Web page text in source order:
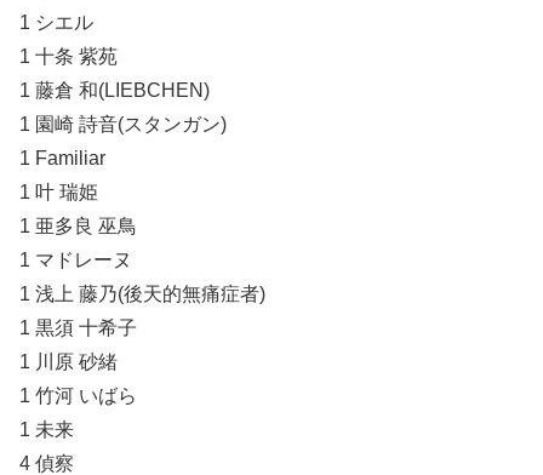
1 シエル
1 十条 紫苑
1 藤倉 和(LIEBCHEN)
1 園崎 詩音(スタンガン)
1 Familiar
1 叶 瑞姫
1 亜多良 巫鳥
1 マドレーヌ
1 浅上 藤乃(後天的無痛症者)
1 黒須 十希子
1 川原 砂緒
1 竹河 いばら
1 未来
4 偵察